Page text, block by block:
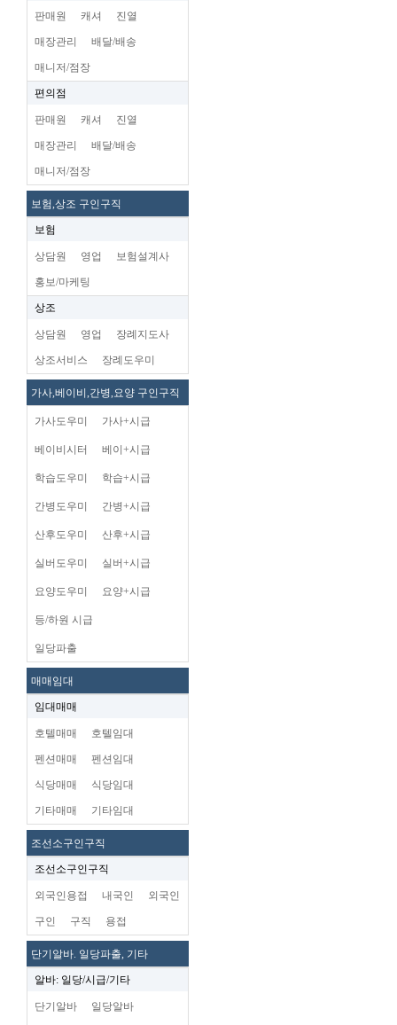
판매원 캐셔 진열
매장관리 배달/배송
매니저/점장
편의점
판매원 캐셔 진열
매장관리 배달/배송
매니저/점장
보험,상조 구인구직
보험
상담원 영업 보험설계사
홍보/마케팅
상조
상담원 영업 장례지도사
상조서비스 장례도우미
가사,베이비,간병,요양 구인구직
가사도우미 가사+시급
베이비시터 베이+시급
학습도우미 학습+시급
간병도우미 간병+시급
산후도우미 산후+시급
실버도우미 실버+시급
요양도우미 요양+시급
등/하원 시급
일당파출
매매임대
임대매매
호텔매매 호텔임대
펜션매매 펜션임대
식당매매 식당임대
기타매매 기타임대
조선소구인구직
조선소구인구직
외국인용접 내국인 외국인
구인 구직 용접
단기알바. 일당파출, 기타
알바: 일당/시급/기타
단기알바 일당알바